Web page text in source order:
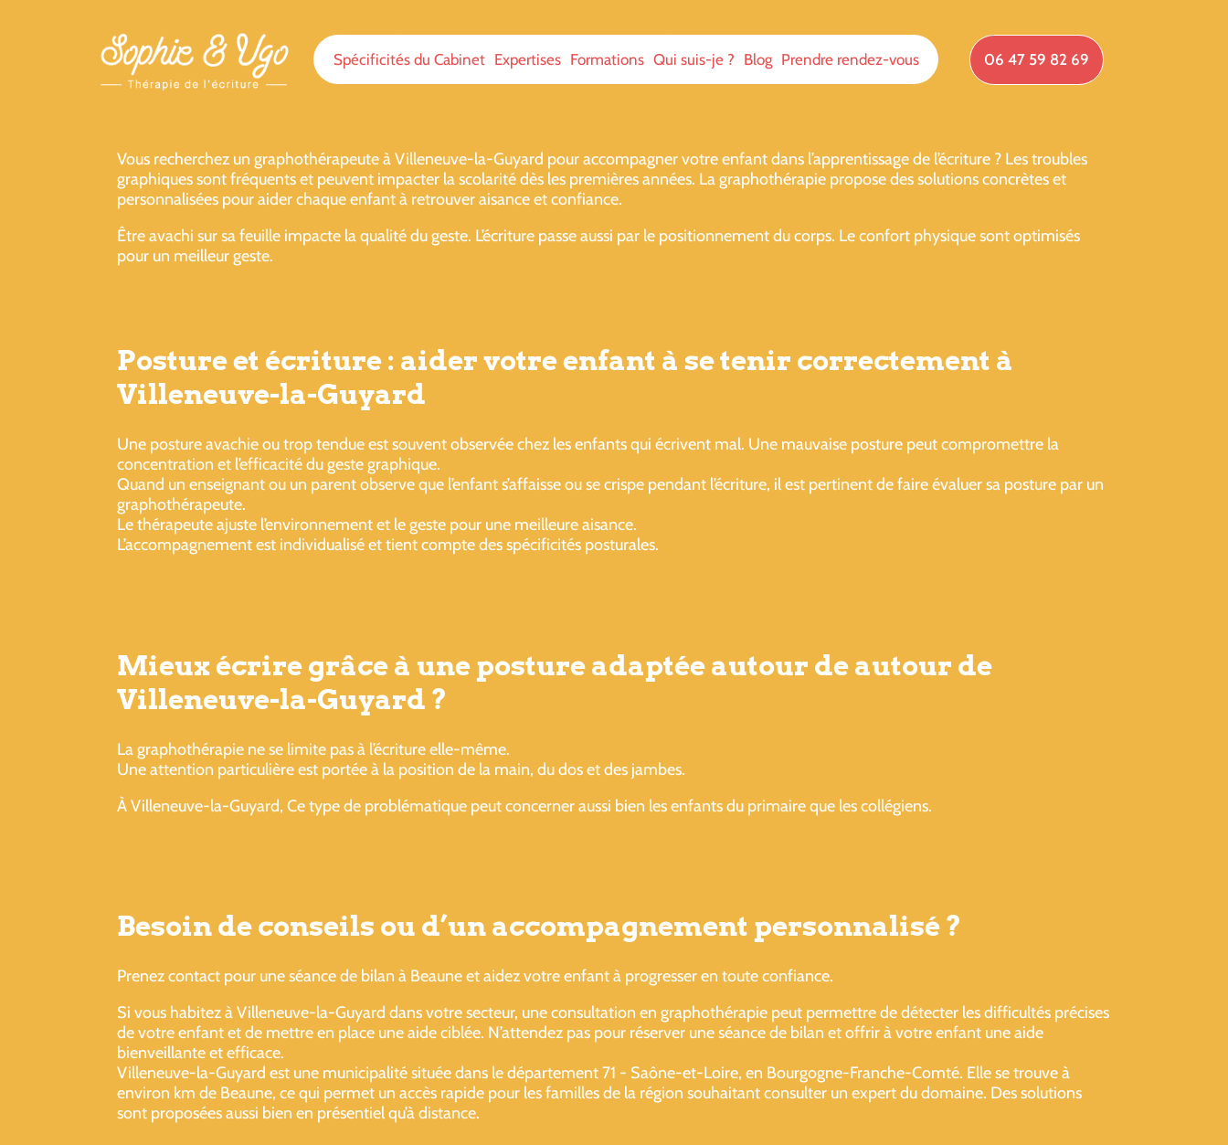
Spécificités du Cabinet Expertises Formations Qui suis-je ? Blog Prendre rendez-vous 06 47 59 82 69
Vous recherchez un graphothérapeute à Villeneuve-la-Guyard pour accompagner votre enfant dans l’apprentissage de l’écriture ? Les troubles
graphiques sont fréquents et peuvent impacter la scolarité dès les premières années. La graphothérapie propose des solutions concrètes et
personnalisées pour aider chaque enfant à retrouver aisance et confiance.
Être avachi sur sa feuille impacte la qualité du geste. L’écriture passe aussi par le positionnement du corps. Le confort physique sont optimisés
pour un meilleur geste.
Posture et écriture : aider votre enfant à se tenir correctement à
Villeneuve-la-Guyard
Une posture avachie ou trop tendue est souvent observée chez les enfants qui écrivent mal. Une mauvaise posture peut compromettre la
concentration et l’efficacité du geste graphique.
Quand un enseignant ou un parent observe que l’enfant s’affaisse ou se crispe pendant l’écriture, il est pertinent de faire évaluer sa posture par un
graphothérapeute.
Le thérapeute ajuste l’environnement et le geste pour une meilleure aisance.
L’accompagnement est individualisé et tient compte des spécificités posturales.
Mieux écrire grâce à une posture adaptée autour de autour de
Villeneuve-la-Guyard ?
La graphothérapie ne se limite pas à l’écriture elle-même.
Une attention particulière est portée à la position de la main, du dos et des jambes.
À Villeneuve-la-Guyard, Ce type de problématique peut concerner aussi bien les enfants du primaire que les collégiens.
Besoin de conseils ou d’un accompagnement personnalisé ?
Prenez contact pour une séance de bilan à Beaune et aidez votre enfant à progresser en toute confiance.
Si vous habitez à Villeneuve-la-Guyard dans votre secteur, une consultation en graphothérapie peut permettre de détecter les difficultés précises
de votre enfant et de mettre en place une aide ciblée. N’attendez pas pour réserver une séance de bilan et offrir à votre enfant une aide
bienveillante et efficace.
Villeneuve-la-Guyard est une municipalité située dans le département 71 - Saône-et-Loire, en Bourgogne-Franche-Comté. Elle se trouve à
environ km de Beaune, ce qui permet un accès rapide pour les familles de la région souhaitant consulter un expert du domaine. Des solutions
sont proposées aussi bien en présentiel qu’à distance.